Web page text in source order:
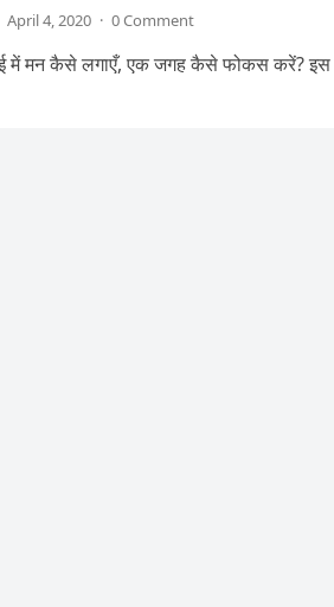
April 4, 2020 · 0 Comment
में मन कैसे लगाएँ, एक जगह कैसे फोकस करें?